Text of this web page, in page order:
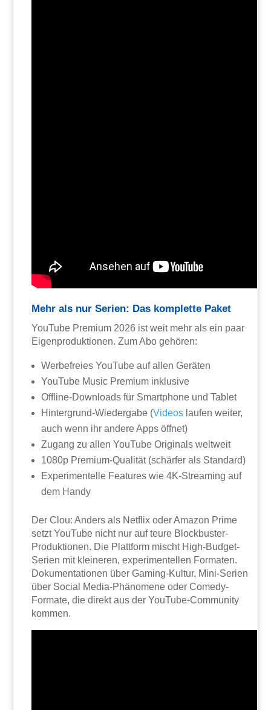
Mehr als nur Serien: Das komplette Paket
YouTube Premium 2026 ist weit mehr als ein paar
Eigenproduktionen. Zum Abo gehören:
Werbefreies YouTube auf allen Geräten
YouTube Music Premium inklusive
Offline-Downloads für Smartphone und Tablet
Hintergrund-Wiedergabe (Videos laufen weiter,
auch wenn ihr andere Apps öffnet)
Zugang zu allen YouTube Originals weltweit
1080p Premium-Qualität (schärfer als Standard)
Experimentelle Features wie 4K-Streaming auf
dem Handy
Der Clou: Anders als Netflix oder Amazon Prime
setzt YouTube nicht nur auf teure Blockbuster-
Produktionen. Die Plattform mischt High-Budget-
Serien mit kleineren, experimentellen Formaten.
Dokumentationen über Gaming-Kultur, Mini-Serien
über Social Media-Phänomene oder Comedy-
Formate, die direkt aus der YouTube-Community
kommen.